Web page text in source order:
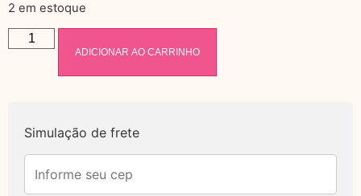
2 em estoque
ADICIONAR AO CARRINHO
Simulação de frete